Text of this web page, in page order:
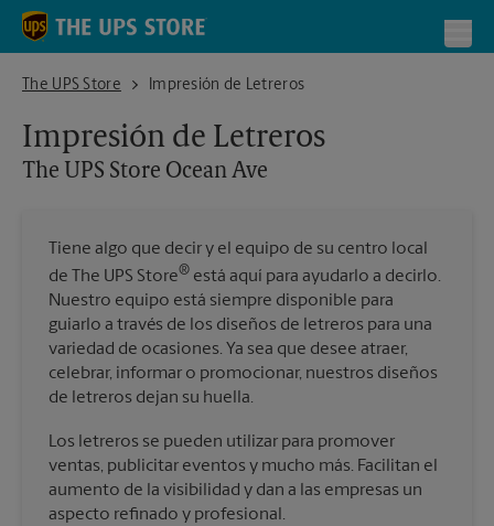
Skip to content
Return to Nav
The UPS Store
The UPS Store Ocean AveImpresión de Letreros
Impresión de Letreros
The UPS Store Ocean Ave
Tiene algo que decir y el equipo de su centro local
de The UPS Store® está aquí para ayudarlo a decirlo.
Nuestro equipo está siempre disponible para
guiarlo a través de los diseños de letreros para una
variedad de ocasiones. Ya sea que desee atraer,
celebrar, informar o promocionar, nuestros diseños
de letreros dejan su huella.
Los letreros se pueden utilizar para promover
ventas, publicitar eventos y mucho más. Facilitan el
aumento de la visibilidad y dan a las empresas un
aspecto refinado y profesional.